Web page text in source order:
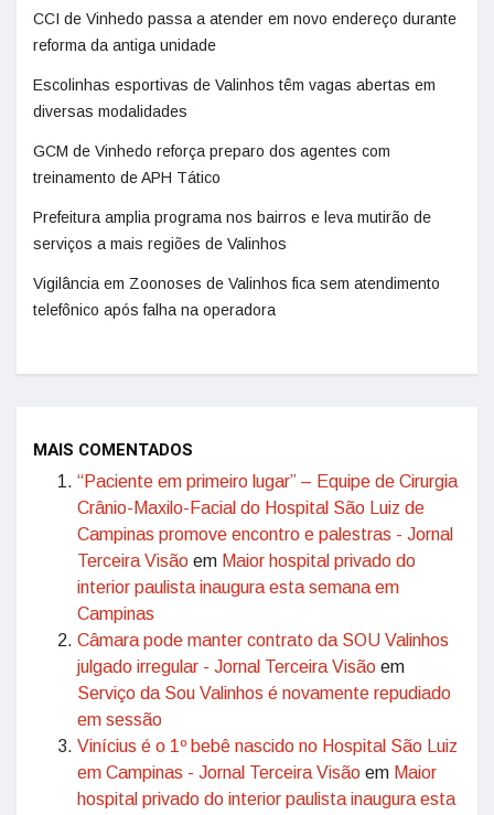
CCI de Vinhedo passa a atender em novo endereço durante
reforma da antiga unidade
Escolinhas esportivas de Valinhos têm vagas abertas em
diversas modalidades
GCM de Vinhedo reforça preparo dos agentes com
treinamento de APH Tático
Prefeitura amplia programa nos bairros e leva mutirão de
serviços a mais regiões de Valinhos
Vigilância em Zoonoses de Valinhos fica sem atendimento
telefônico após falha na operadora
MAIS COMENTADOS
“Paciente em primeiro lugar” – Equipe de Cirurgia
Crânio-Maxilo-Facial do Hospital São Luiz de
Campinas promove encontro e palestras - Jornal
Terceira Visão em Maior hospital privado do
interior paulista inaugura esta semana em
Campinas
Câmara pode manter contrato da SOU Valinhos
julgado irregular - Jornal Terceira Visão em
Serviço da Sou Valinhos é novamente repudiado
em sessão
Vinícius é o 1º bebê nascido no Hospital São Luiz
em Campinas - Jornal Terceira Visão em Maior
hospital privado do interior paulista inaugura esta